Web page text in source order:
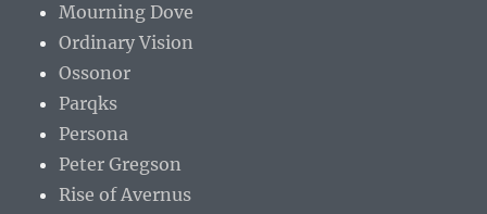
Mourning Dove
Ordinary Vision
Ossonor
Parqks
Persona
Peter Gregson
Rise of Avernus